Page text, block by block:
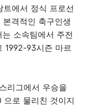
에서 정식 프로선
격적인 축구인생
소속팀에서 주전
1992-93시즌 마르
리그에서 우승을
으로 물리친 것이지